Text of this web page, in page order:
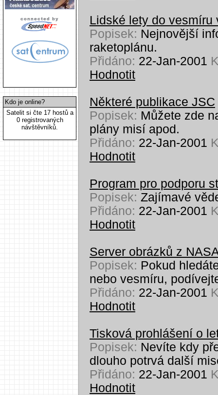
Kdo je online?
Satelit si čte 17 hostů a
0 registrovaných
návštěvníků.
Lidské lety do vesmíru
Popisek: Nejnovější
raketoplánu.
Přidáno: 22-Jan-2001
Hodnotit
Některé publikace JSC
Popisek: Můžete zde
plány misí apod.
Přidáno: 22-Jan-2001
Hodnotit
Program pro podporu
Popisek: Zajímavé
Přidáno: 22-Jan-2001
Hodnotit
Server obrázků z
Popisek: Pokud
nebo vesmíru,
Přidáno: 22-Jan-2001
Hodnotit
Tisková prohlášení o
Popisek: Nevíte kdy
dlouho potrvá další
Přidáno: 22-Jan-2001
Hodnotit